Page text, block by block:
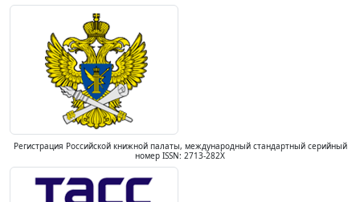
Регистрация Российской книжной палаты, международный стандартный серийный
номер ISSN: 2713-282X